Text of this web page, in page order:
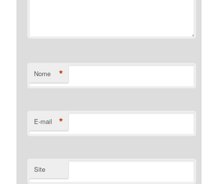
Nome *
E-mail *
Site